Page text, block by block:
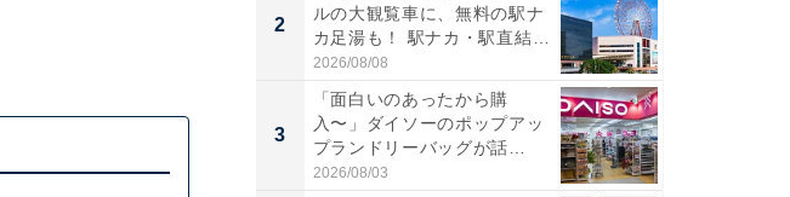
2
ルの大観覧車に、無料の駅ナ
カ足湯も！ 駅ナカ・駅直結
ス...
2026/08/08
3
「面白いのあったから購
入〜」ダイソーのポップアッ
プランドリーバッグが話
題。“さま...
2026/08/03